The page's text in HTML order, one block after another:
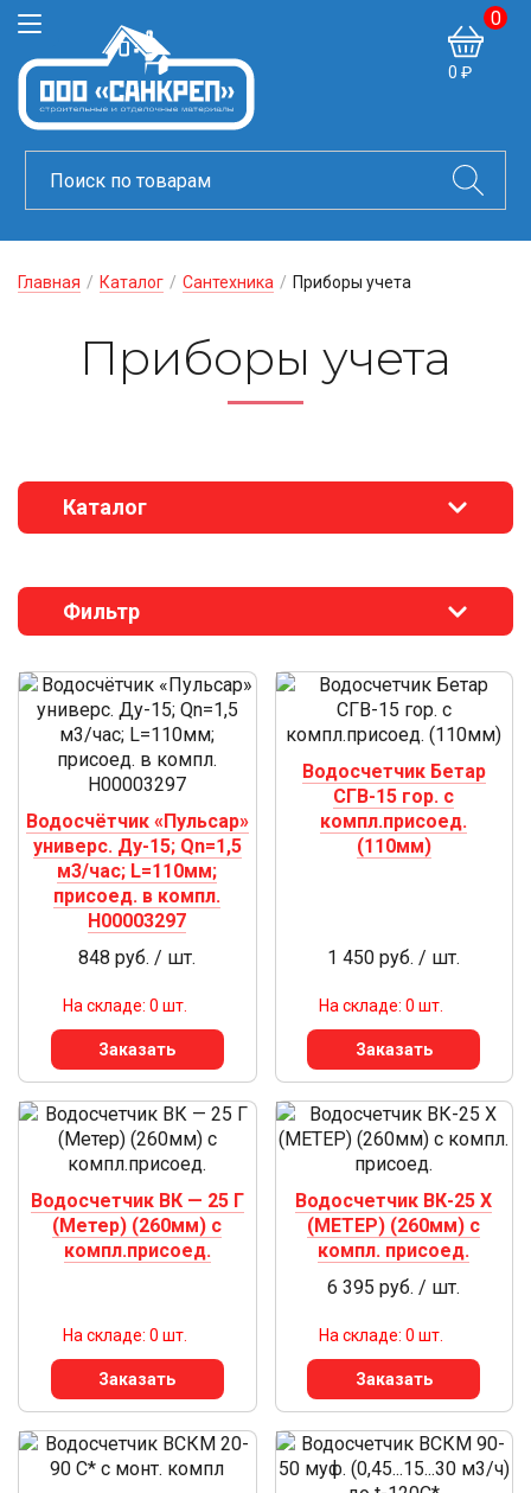
0 ₽
0
Главная / Каталог / Сантехника / Приборы учета
Приборы учета
Каталог
Фильтр
Водосчётчик «Пульсар»
универс. Ду-15; Qn=1,5
м3/час; L=110мм;
присоед. в компл.
Н00003297
848 руб. / шт.
На складе: 0 шт.
Заказать
Водосчетчик Бетар
СГВ-15 гор. с
компл.присоед.
(110мм)
1 450 руб. / шт.
На складе: 0 шт.
Заказать
Водосчетчик ВК — 25 Г
(Метер) (260мм) с
компл.присоед.
На складе: 0 шт.
Заказать
Водосчетчик ВК-25 Х
(МЕТЕР) (260мм) с
компл. присоед.
6 395 руб. / шт.
На складе: 0 шт.
Заказать